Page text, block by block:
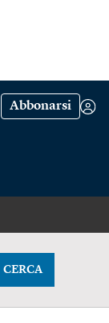
Abbonarsi
CERCA